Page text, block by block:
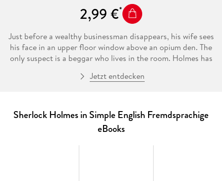
2,99 €
Just before a wealthy businessman disappears, his wife sees
his face in an upper floor window above an opium den. The
only suspect is a beggar who lives in the room. Holmes has
answer to the mystery.
modern English for students of English as a foreign / second
language at intermediate level (CEFR B1) and younger native
speakers.
Jetzt entdecken
Sherlock Holmes in Simple English Fremdsprachige
eBooks